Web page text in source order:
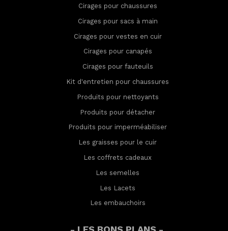
Cirages pour chaussures
Cirages pour sacs à main
Cirages pour vestes en cuir
Cirages pour canapés
Cirages pour fauteuils
Kit d'entretien pour chaussures
Produits pour nettoyants
Produits pour détacher
Produits pour imperméabiliser
Les graisses pour le cuir
Les coffrets cadeaux
Les semelles
Les Lacets
Les embauchoirs